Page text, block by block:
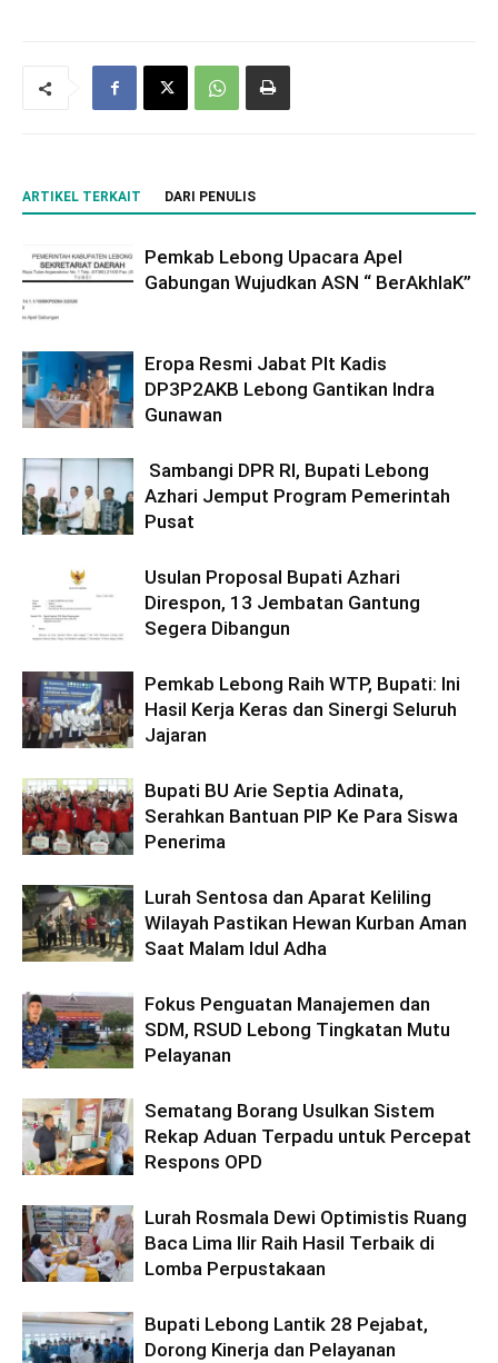
ARTIKEL TERKAIT DARI PENULIS
Pemkab Lebong Upacara Apel
Gabungan Wujudkan ASN “ BerAkhlaK”
Eropa Resmi Jabat Plt Kadis
DP3P2AKB Lebong Gantikan Indra
Gunawan
Sambangi DPR RI, Bupati Lebong
Azhari Jemput Program Pemerintah
Pusat
Usulan Proposal Bupati Azhari
Direspon, 13 Jembatan Gantung
Segera Dibangun
Pemkab Lebong Raih WTP, Bupati: Ini
Hasil Kerja Keras dan Sinergi Seluruh
Jajaran
Bupati BU Arie Septia Adinata,
Serahkan Bantuan PIP Ke Para Siswa
Penerima
Lurah Sentosa dan Aparat Keliling
Wilayah Pastikan Hewan Kurban Aman
Saat Malam Idul Adha
Fokus Penguatan Manajemen dan
SDM, RSUD Lebong Tingkatan Mutu
Pelayanan
Sematang Borang Usulkan Sistem
Rekap Aduan Terpadu untuk Percepat
Respons OPD
Lurah Rosmala Dewi Optimistis Ruang
Baca Lima Ilir Raih Hasil Terbaik di
Lomba Perpustakaan
Bupati Lebong Lantik 28 Pejabat,
Dorong Kinerja dan Pelayanan